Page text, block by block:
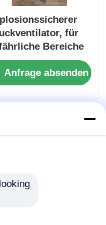
für
Bereiche
Anfrage absenden